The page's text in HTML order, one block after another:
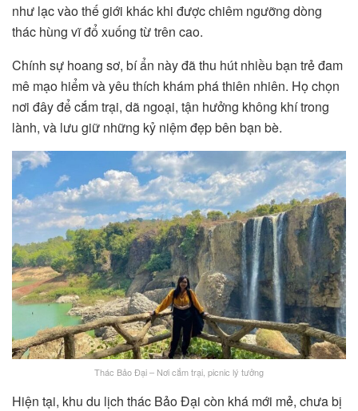
như lạc vào thế giới khác khi được chiêm ngưỡng dòng
thác hùng vĩ đổ xuống từ trên cao.
Chính sự hoang sơ, bí ẩn này đã thu hút nhiều bạn trẻ đam
mê mạo hiểm và yêu thích khám phá thiên nhiên. Họ chọn
nơi đây để cắm trại, dã ngoại, tận hưởng không khí trong
lành, và lưu giữ những kỷ niệm đẹp bên bạn bè.
Thác Bảo Đại – Nơi cắm trại, picnic lý tưởng
Hiện tại, khu du lịch thác Bảo Đại còn khá mới mẻ, chưa bị